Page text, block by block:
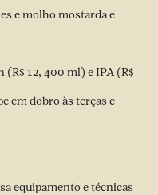
e molho mostarda e
(R$ 12, 400 ml) e IPA (R$
em dobro às terças e
equipamento e técnicas